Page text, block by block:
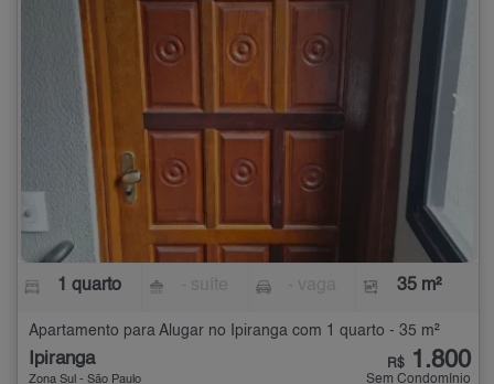
1 quarto 35 m²
Apartamento para Alugar no Ipiranga com 1 quarto - 35 m²
Ipiranga
Zona Sul - São Paulo
R$ 1.800
Sem Condomínio